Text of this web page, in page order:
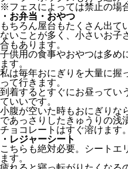
※フェスによっては禁止の場
・お弁当・おやつ
もちろん屋台もたくさん出て
ないことが多く、小さいお子
合もあります。
子供用の食事やおやつは多め
ます。
私は毎年おにぎりを大量に握
って行きます。
到着するとすぐにお昼ってい
ていいです。
小腹が空いた時もおにぎりな
であっさりしたきゅうりの浅
チョコレートはすぐ溶けます。
・レジャーシート
こちらも絶対必要。シートエ
ます。